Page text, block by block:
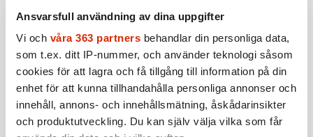
Ansvarsfull användning av dina uppgifter
Vi och våra 363 partners behandlar din personliga data,
som t.ex. ditt IP-nummer, och använder teknologi såsom
cookies för att lagra och få tillgång till information på din
enhet för att kunna tillhandahålla personliga annonser och
innehåll, annons- och innehållsmätning, åskådarinsikter
och produktutveckling. Du kan själv välja vilka som får
STICKET
1.
ursprungsbefolkningen i Filipstad
KRÖNIKA
2.Frans Wachtmeister:Ja, AC är ett hot mot den
franska civilisationen
3.Sakine Madon:Efter islamistdådet oroar sig
vänstern för Agnes Wold
STICKET